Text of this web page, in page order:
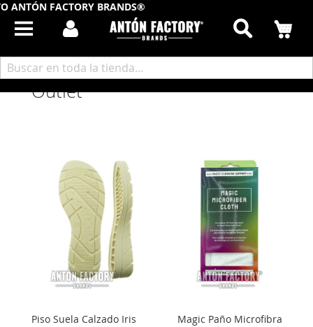
ANTÓN FACTORY BRANDS®
Buscar
Inicio Outlet
Outlet
Piso Suela Calzado Iris Magic Paño Microfibra